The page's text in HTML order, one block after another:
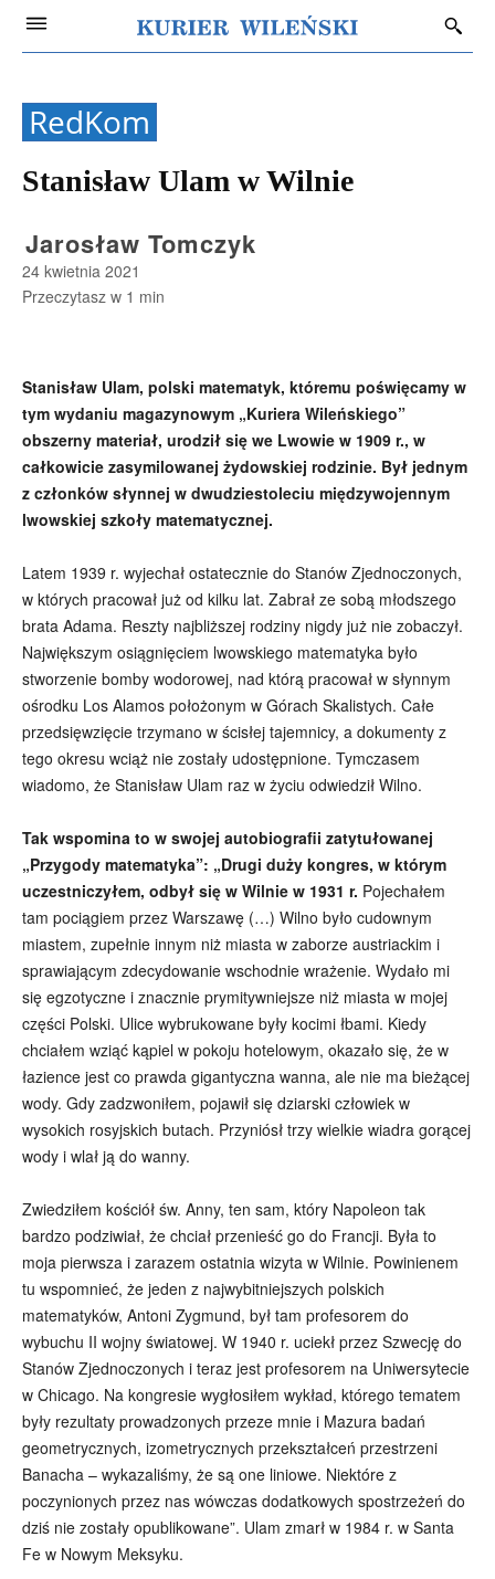
RedKom
Stanisław Ulam w Wilnie
Jarosław Tomczyk
24 kwietnia 2021
Przeczytasz w 1 min
Stanisław Ulam, polski matematyk, któremu poświęcamy w
tym wydaniu magazynowym „Kuriera Wileńskiego”
obszerny materiał, urodził się we Lwowie w 1909 r., w
całkowicie zasymilowanej żydowskiej rodzinie. Był jednym
z członków słynnej w dwudziestoleciu międzywojennym
lwowskiej szkoły matematycznej.
Latem 1939 r. wyjechał ostatecznie do Stanów Zjednoczonych,
w których pracował już od kilku lat. Zabrał ze sobą młodszego
brata Adama. Reszty najbliższej rodziny nigdy już nie zobaczył.
Największym osiągnięciem lwowskiego matematyka było
stworzenie bomby wodorowej, nad którą pracował w słynnym
ośrodku Los Alamos położonym w Górach Skalistych. Całe
przedsięwzięcie trzymano w ścisłej tajemnicy, a dokumenty z
tego okresu wciąż nie zostały udostępnione. Tymczasem
wiadomo, że Stanisław Ulam raz w życiu odwiedził Wilno.
Tak wspomina to w swojej autobiografii zatytułowanej
„Przygody matematyka”: „Drugi duży kongres, w którym
uczestniczyłem, odbył się w Wilnie w 1931 r. Pojechałem
tam pociągiem przez Warszawę (…) Wilno było cudownym
miastem, zupełnie innym niż miasta w zaborze austriackim i
sprawiającym zdecydowanie wschodnie wrażenie. Wydało mi
się egzotyczne i znacznie prymitywniejsze niż miasta w mojej
części Polski. Ulice wybrukowane były kocimi łbami. Kiedy
chciałem wziąć kąpiel w pokoju hotelowym, okazało się, że w
łazience jest co prawda gigantyczna wanna, ale nie ma bieżącej
wody. Gdy zadzwoniłem, pojawił się dziarski człowiek w
wysokich rosyjskich butach. Przyniósł trzy wielkie wiadra gorącej
wody i wlał ją do wanny.
Zwiedziłem kościół św. Anny, ten sam, który Napoleon tak
bardzo podziwiał, że chciał przenieść go do Francji. Była to
moja pierwsza i zarazem ostatnia wizyta w Wilnie. Powinienem
tu wspomnieć, że jeden z najwybitniejszych polskich
matematyków, Antoni Zygmund, był tam profesorem do
wybuchu II wojny światowej. W 1940 r. uciekł przez Szwecję do
Stanów Zjednoczonych i teraz jest profesorem na Uniwersytecie
w Chicago. Na kongresie wygłosiłem wykład, którego tematem
były rezultaty prowadzonych przeze mnie i Mazura badań
geometrycznych, izometrycznych przekształceń przestrzeni
Banacha – wykazaliśmy, że są one liniowe. Niektóre z
poczynionych przez nas wówczas dodatkowych spostrzeżeń do
dziś nie zostały opublikowane”. Ulam zmarł w 1984 r. w Santa
Fe w Nowym Meksyku.